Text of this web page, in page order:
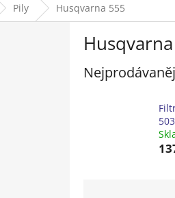
Pily Husqvarna 555